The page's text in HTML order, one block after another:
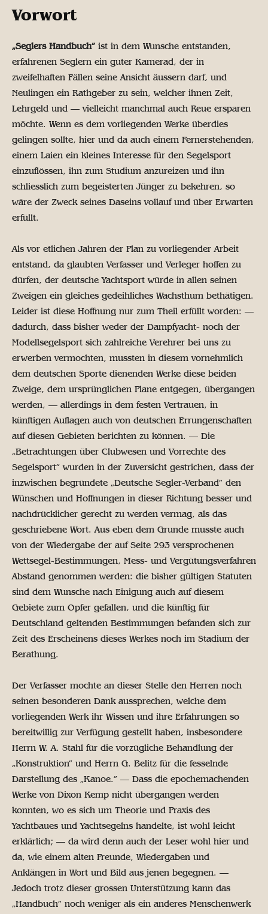
Vorwort
„Seglers Handbuch” ist in dem Wunsche entstanden,
erfahrenen Seglern ein guter Kamerad, der in
zweifelhaften Fällen seine Ansicht äussern darf, und
Neulingen ein Rathgeber zu sein, welcher ihnen Zeit,
Lehrgeld und — vielleicht manchmal auch Reue ersparen
möchte. Wenn es dem vorliegenden Werke überdies
gelingen sollte, hier und da auch einem Fernerstehenden,
einem Laien ein kleines Interesse für den Segelsport
einzuflössen, ihn zum Studium anzureizen und ihn
schliesslich zum begeisterten Jünger zu bekehren, so
wäre der Zweck seines Daseins vollauf und über Erwarten
erfüllt.
Als vor etlichen Jahren der Plan zu vorliegender Arbeit
entstand, da glaubten Verfasser und Verleger hoffen zu
dürfen, der deutsche Yachtsport würde in allen seinen
Zweigen ein gleiches gedeihliches Wachsthum bethätigen.
Leider ist diese Hoffnung nur zum Theil erfüllt worden: —
dadurch, dass bisher weder der Dampfyacht- noch der
Modellsegelsport sich zahlreiche Verehrer bei uns zu
erwerben vermochten, mussten in diesem vornehmlich
dem deutschen Sporte dienenden Werke diese beiden
Zweige, dem ursprünglichen Plane entgegen, übergangen
werden, — allerdings in dem festen Vertrauen, in
künftigen Auflagen auch von deutschen Errungenschaften
auf diesen Gebieten berichten zu können. — Die
„Betrachtungen über Clubwesen und Vorrechte des
Segelsport” wurden in der Zuversicht gestrichen, dass der
inzwischen begründete „Deutsche Segler-Verband” den
Wünschen und Hoffnungen in dieser Richtung besser und
nachdrücklicher gerecht zu werden vermag, als das
geschriebene Wort. Aus eben dem Grunde musste auch
von der Wiedergabe der auf Seite 293 versprochenen
Wettsegel-Bestimmungen, Mess- und Vergütungsverfahren
Abstand genommen werden: die bisher gültigen Statuten
sind dem Wunsche nach Einigung auch auf diesem
Gebiete zum Opfer gefallen, und die künftig für
Deutschland geltenden Bestimmungen befanden sich zur
Zeit des Erscheinens dieses Werkes noch im Stadium der
Berathung.
Der Verfasser mochte an dieser Stelle den Herren noch
seinen besonderen Dank aussprechen, welche dem
vorliegenden Werk ihr Wissen und ihre Erfahrungen so
bereitwillig zur Verfügung gestellt haben, insbesondere
Herrn W. A. Stahl für die vorzügliche Behandlung der
„Konstruktion” und Herrn G. Belitz für die fesselnde
Darstellung des „Kanoe.” — Dass die epochemachenden
Werke von Dixon Kemp nicht übergangen werden
konnten, wo es sich um Theorie und Praxis des
Yachtbaues und Yachtsegelns handelte, ist wohl leicht
erklärlich; — da wird denn auch der Leser wohl hier und
da, wie einem alten Freunde, Wiedergaben und
Anklängen in Wort und Bild aus jenen begegnen. —
Jedoch trotz dieser grossen Unterstützung kann das
„Handbuch” noch weniger als ein anderes Menschenwerk